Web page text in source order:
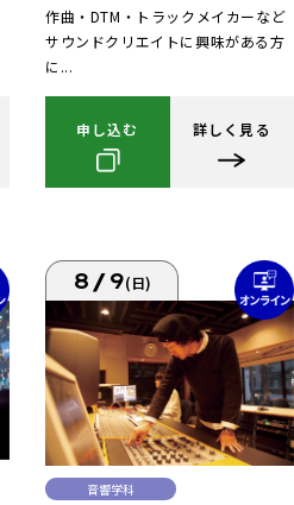
作曲・DTM・トラックメイカーなど
サウンドクリエイトに興味がある方
に...
申し込む 詳しく見る
8/9(日)
音響学科